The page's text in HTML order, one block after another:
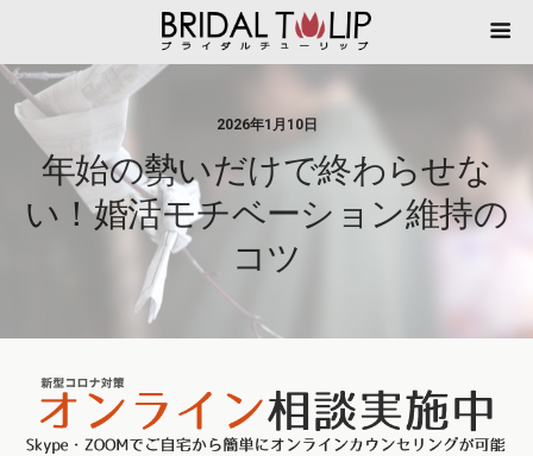
2026年1月10日
年始の勢いだけで終わらせな
い！婚活モチベーション維持の
コツ